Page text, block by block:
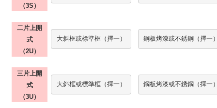
（3S ）
二片上開
式
（2U）
大斜框或標準框（擇一） 鋼板烤漆或不銹鋼（擇一
三片上開
式
（3U）
大斜框或標準框（擇一） 鋼板烤漆或不銹鋼（擇一